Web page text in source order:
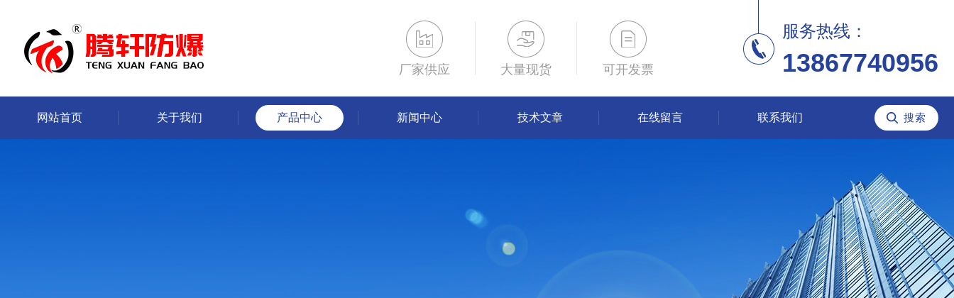
厂家供应 大量现货 可开发票
服务热线：
13867740956
网站首页 关于我们 产品中心 新闻中心 技术文章 在线留言 联系我们